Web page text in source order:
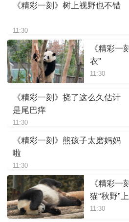
《精彩一刻》树上视野也不错
11:30
《精彩一
衣”
11:30
《精彩一刻》挠了这么久估计
是尾巴痒
11:30
《精彩一刻》熊孩子太磨妈妈
啦
11:30
《精彩一
猫“秋野”
11:30